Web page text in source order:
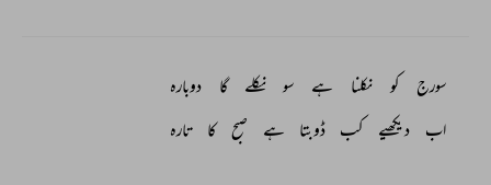
سورج کو نکلنا ہے سو نکلے گا
دوبارہ
اب
دیکھیے کب ڈوبتا ہے صبح کا تارہ